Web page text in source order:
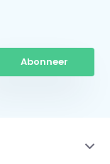
Abonneer